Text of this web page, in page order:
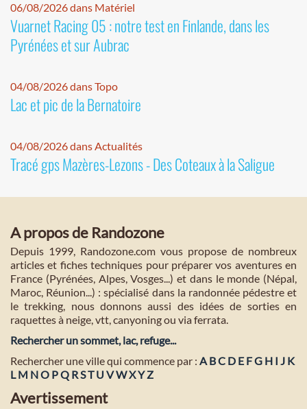
06/08/2026 dans Matériel
Vuarnet Racing 05 : notre test en Finlande, dans les
Pyrénées et sur Aubrac
04/08/2026 dans Topo
Lac et pic de la Bernatoire
04/08/2026 dans Actualités
Tracé gps Mazères-Lezons - Des Coteaux à la Saligue
A propos de Randozone
Depuis 1999, Randozone.com vous propose de nombreux
articles et fiches techniques pour préparer vos aventures en
France (Pyrénées, Alpes, Vosges...) et dans le monde (Népal,
Maroc, Réunion...) : spécialisé dans la randonnée pédestre et
le trekking, nous donnons aussi des idées de sorties en
raquettes à neige, vtt, canyoning ou via ferrata.
Rechercher un sommet, lac, refuge...
Rechercher une ville qui commence par : A BC D E FG H I J K
L M NO PQ RST U VWXYZ
Avertissement